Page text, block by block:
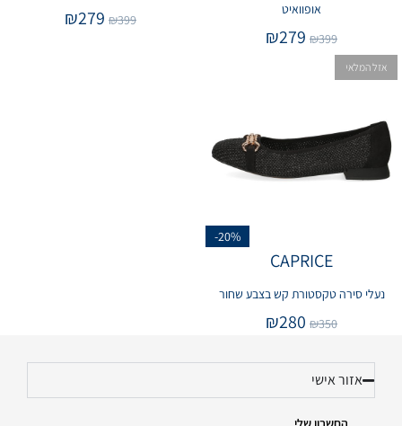
אופוואיט
₪399
₪279
₪399
₪279
-20%
אזל המלאי
CAPRICE
נעלי סירה טקסטורת קש בצבע שחור
₪350
₪280
אזור אישי